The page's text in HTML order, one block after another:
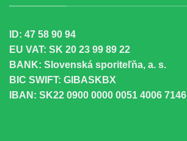
ID: 47 58 90 94
EU VAT: SK 20 23 99 89 22
BANK: Slovenská sporiteľňa, a. s.
BIC SWIFT: GIBASKBX
IBAN: SK22 0900 0000 0051 4006 7146